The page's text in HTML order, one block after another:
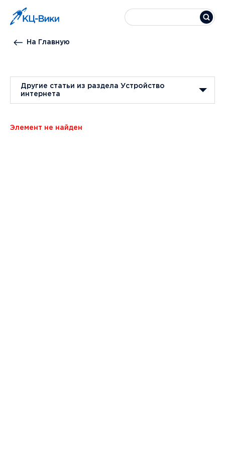
На Главную
Другие статьи из раздела Устройство
интернета
Элемент не найден